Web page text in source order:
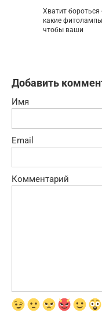
Хватит
какие
чтобы ваши
Добавить
Имя
Email
Комментарий